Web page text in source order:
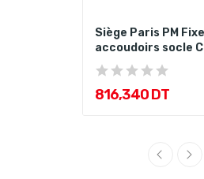
Siège Paris PM
accoudoirs socle
816,340 DT